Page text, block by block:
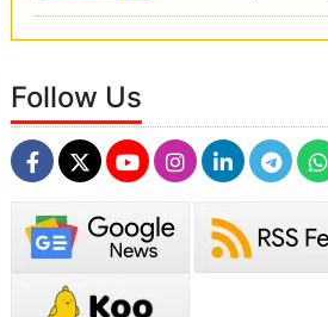
के गंभीर आरोप
Follow Us